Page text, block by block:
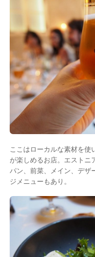
ここはローカルな素材を使
が楽しめるお店。エストニ
パン、前菜、メイン、デザ
ジメニューもあり。